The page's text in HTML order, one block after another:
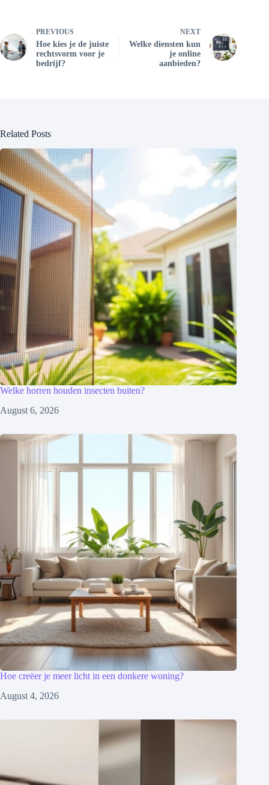
PREVIOUS
Hoe kies je de juiste
rechtsvorm voor je
bedrijf?
NEXT
Welke diensten kun
je online
aanbieden?
Related Posts
Welke horren houden insecten buiten?
August 6, 2026
Hoe creëer je meer licht in een donkere woning?
August 4, 2026